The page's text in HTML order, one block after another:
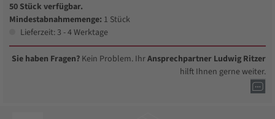
50 Stück verfügbar.
Mindestabnahmemenge: 1 Stück
Lieferzeit: 3 - 4 Werktage
Sie haben Fragen? Kein Problem. IhrAnsprechpartner Ludwig Ritzer
hilft Ihnen gerne weiter.